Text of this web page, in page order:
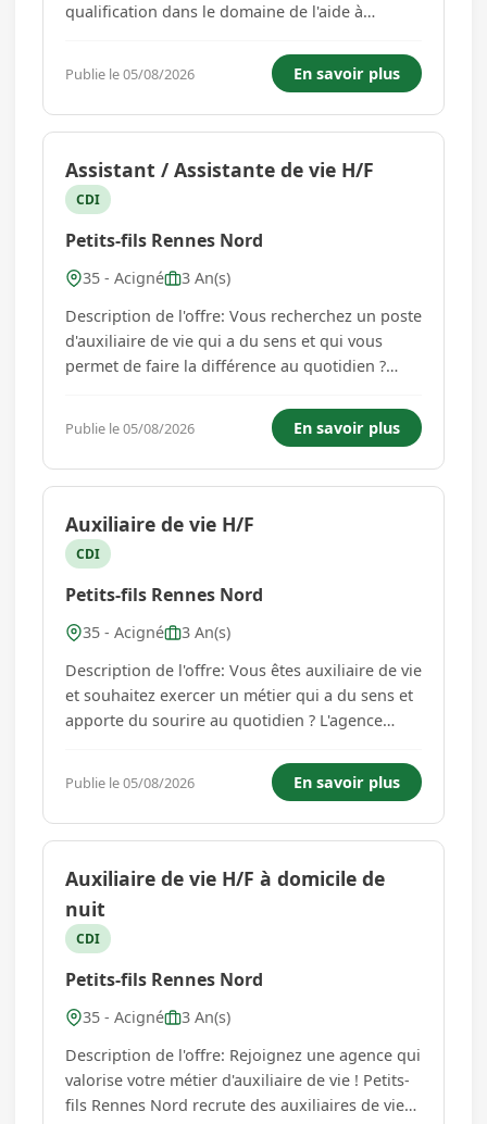
qualification dans le domaine de l'aide à
Cesson-Sévigné (35510), recherche un(e)
auxiliaire de vie en CDI, à temps partiel ou à
temps plein, pour intervenir à Renn...
Publie le 05/08/2026 En savoir plus
Assistant / Assistante de vie H/F
CDI
Petits-fils Rennes Nord
35 - Acigné
3 An(s)
Description de l'offre: Vous recherchez un poste
d'auxiliaire de vie qui a du sens et qui vous
permet de faire la différence au quotidien ?
auxiliaires de vie et assistant(e)s de vie pour des
postes en CDI auprès de ses bénéficiaires. Vos
missions : a...
Publie le 05/08/2026 En savoir plus
Auxiliaire de vie H/F
CDI
Petits-fils Rennes Nord
35 - Acigné
3 An(s)
Description de l'offre: Vous êtes auxiliaire de vie
et souhaitez exercer un métier qui a du sens et
apporte du sourire au quotidien ? L'agence
de vie et assistant(e)s de vie en CDI pour
intervenir auprès de ses bénéficiaires. Vos
missions : - Aide...
Publie le 05/08/2026 En savoir plus
Auxiliaire de vie H/F à domicile de
nuit
CDI
Petits-fils Rennes Nord
35 - Acigné
3 An(s)
Description de l'offre: Rejoignez une agence qui
valorise votre métier d'auxiliaire de vie ! Petits-
fils Rennes Nord recrute des auxiliaires de vie